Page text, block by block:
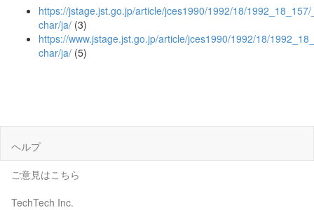
https://jstage.jst.go.jp/article/jces1990/1992/18/
char/ja/ (3)
https://www.jstage.jst.go.jp/article/jces1990/1992/18/
char/ja/ (5)
ヘルプ
ご意見はこちら
TechTech Inc.